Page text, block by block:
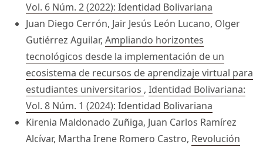
Vol. 6 Núm. 2 (2022): Identidad Bolivariana
Juan Diego Cerrón, Jair Jesús León Lucano, Olger
Gutiérrez Aguilar, Ampliando horizontes
tecnológicos desde la implementación de un
ecosistema de recursos de aprendizaje virtual para
estudiantes universitarios , Identidad Bolivariana:
Vol. 8 Núm. 1 (2024): Identidad Bolivariana
Kirenia Maldonado Zuñiga, Juan Carlos Ramírez
Alcívar, Martha Irene Romero Castro, Revolución